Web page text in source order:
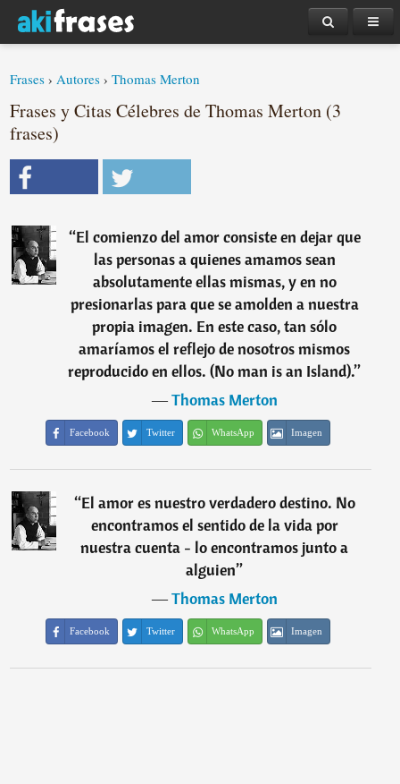
Frases ›Autores ›Thomas Merton
Frases y Citas Célebres de Thomas Merton (3
frases)
“El comienzo del amor consiste en dejar que
las personas a quienes amamos sean
absolutamente ellas mismas, y en no
presionarlas para que se amolden a nuestra
propia imagen. En este caso, tan sólo
amaríamos el reflejo de nosotros mismos
reproducido en ellos. (No man is an Island).”
―Thomas Merton
Facebook Twitter WhatsApp Imagen
“El amor es nuestro verdadero destino. No
encontramos el sentido de la vida por
nuestra cuenta - lo encontramos junto a
alguien”
―Thomas Merton
Facebook Twitter WhatsApp Imagen